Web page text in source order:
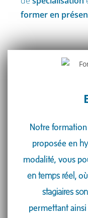
former en
Notre
proposée en
modalité, vous
en temps réel,
stagiaires
permettant